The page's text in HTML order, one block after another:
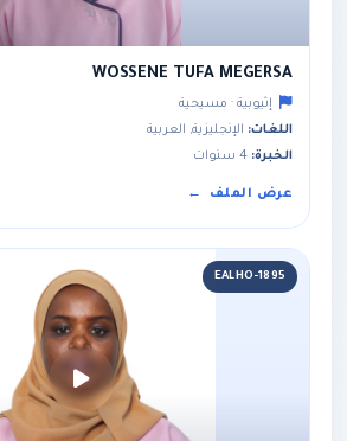
WOSSENE TUFA MEGERSA
إثيوبية · مسيحية
اللغات: الإنجليزية, العربية
الخبرة:
عرض الملف
EALHO-1895